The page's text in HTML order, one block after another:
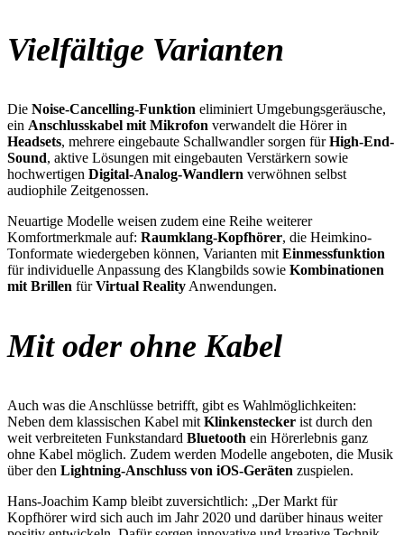
Vielfältige Varianten
Die Noise-Cancelling-Funktion eliminiert Umgebungsgeräusche,
ein Anschlusskabel mit Mikrofon verwandelt die Hörer in
Headsets, mehrere eingebaute Schallwandler sorgen fürHigh-End-
Sound, aktive Lösungen mit eingebauten Verstärkern sowie
hochwertigen Digital-Analog-Wandlern verwöhnen selbst
audiophile Zeitgenossen.
Neuartige Modelle weisen zudem eine Reihe weiterer
Komfortmerkmale auf: Raumklang-Kopfhörer, die Heimkino-
Tonformate wiedergeben können, Varianten mit Einmessfunktion
für individuelle Anpassung des Klangbilds sowie Kombinationen
mit Brillen fürVirtual Reality Anwendungen.
Mit oder ohne Kabel
Auch was die Anschlüsse betrifft, gibt es Wahlmöglichkeiten:
Neben dem klassischen Kabel mit Klinkenstecker ist durch den
weit verbreiteten Funkstandard Bluetooth ein Hörerlebnis ganz
ohne Kabel möglich. Zudem werden Modelle angeboten, die Musik
über den Lightning-Anschluss von iOS-Geräten zuspielen.
Hans-Joachim Kamp bleibt zuversichtlich: „Der Markt für
Kopfhörer wird sich auch im Jahr 2020 und darüber hinaus weiter